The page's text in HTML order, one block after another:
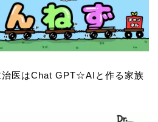
治医はChat GPT☆AIと作る家族